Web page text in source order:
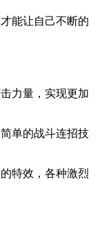
能让自己不断的
力量，实现更加
单的战斗连招技
特效，各种激烈